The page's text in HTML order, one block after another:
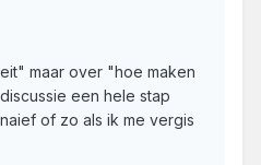
maar over "hoe maken
een hele stap
of zo als ik me vergis